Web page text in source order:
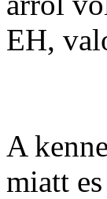
EH,
A
miatt